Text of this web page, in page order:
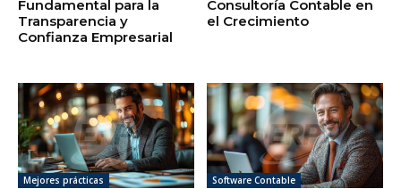
Fundamental para la
Transparencia y
Confianza Empresarial
Consultoría Contable en
el Crecimiento
Mejores prácticas Software Contable